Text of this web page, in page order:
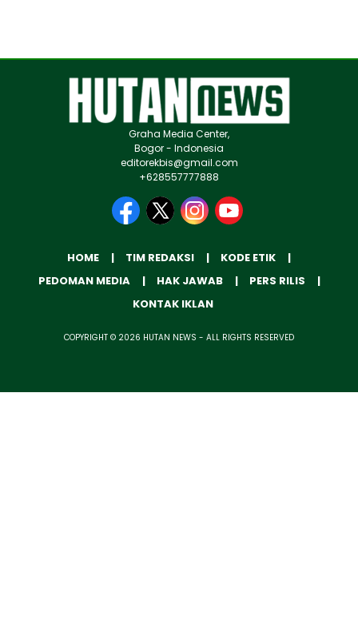
Graha Media Center,
Bogor - Indonesia
editorekbis@gmail.com
+628557777888
HOME TIM REDAKSI
KODE ETIK
PEDOMAN MEDIA
HAK JAWAB
PERS RILIS
KONTAK IKLAN
COPYRIGHT © 2026 HUTAN NEWS - ALL RIGHTS RESERVED